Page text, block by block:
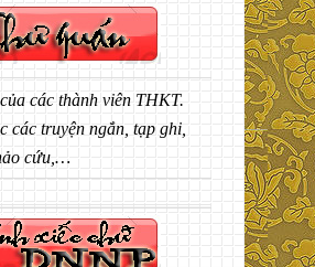
các thành viên THKT.
các truyện ngắn, tạp ghi,
cứu,…